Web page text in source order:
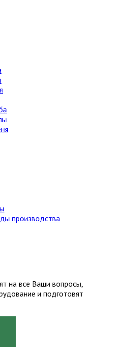
производства
на все Ваши вопросы,
и подготовят